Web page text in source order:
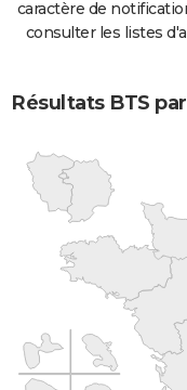
caractère de
consulter les listes
Résultats BTS